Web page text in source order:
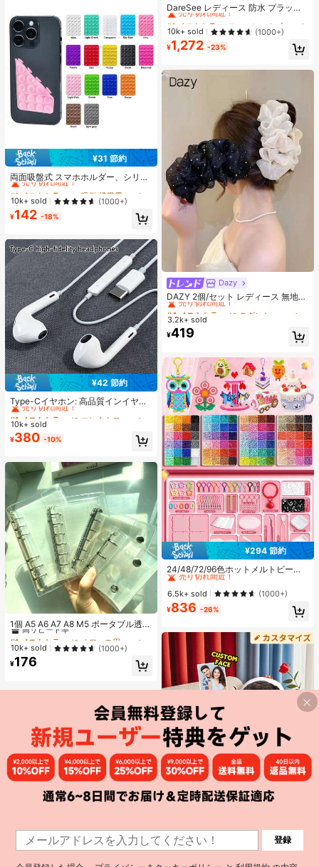
¥31 節約
両面吸盤式 スマホホルダー、シリコ
ン製 滑り止め 洗える スマートフォ
ンブラケット ステッカー
#1 ベストセラー
に 吸引 携帯電話ホルダー
売り切れ間近！
#1 ベストセラー
売り切れ間近！
#1 ベストセラー
売り切れ間近！
#1 ベストセラー
10k+ sold (1000+)
¥142 -18%
¥42 節約
Type-Cイヤホン: 高品質インイヤー
ヘッドホン、3ボタンインラインコ
ントロール内蔵、音楽再生、通話応
答、音量調整が簡単。17/16/15シリ
ーズ、Plus、Pro、Pro Maxモデル対
#1 ベストセラー
に エレクトロニクス
売り切れ間近！
#1 ベストセラー
売り切れ間近！
#1 ベストセラー
売り切れ間近！
#1 ベストセラー
10k+ sold
¥380 -10%
1個 A5 A6 A7 A8 M5 ポータブル透明
ルーズリーフバインダー、透明ステ
ッカーブック、シールブック、ステ
ッカーブック、写真収納バッグ、フ
ォトアルバム、貯金プランブック、
プランナー、ノート、オフィス文房
#1 ベストセラー
に オフィス用品・学用品
高リピート率
#1 ベストセラー
高リピート率
#1 ベストセラー
高リピート率
#1 ベストセラー
10k+ sold (1000+)
¥176
DareSee レディース 防水 プラット
フォーム 厚底サンダル オープントゥ
スリッポンシューズ 夏新作 チャンキ
ーハイヒール Y2Kスタイル 通学向け
売り切れ間近！
#1 ベストセラー
売り切れ間近！
#1 ベストセラー
売り切れ間近！
#1 ベストセラー
ファッショナブル 女性用ヒールサンダル
10k+ sold (1000+)
¥1,272 -23%
Dazy
DAZY 2個/セット レディース 無地
光沢 シアサッカー リボン ヘアクリ
ップ、エレガントなファッション ク
ロークリップ、日常使用に適してい
ます(ヘアクロー 13cm-15cm)
#4 ベストセラー
売り切れ間近！
#4 ベストセラー
売り切れ間近！
#4 ベストセラー
売り切れ間近！
#4 ベストセラー
3.2k+ sold
¥419
¥294 節約
24/48/72/96色ホットメルトビーズ
クリエイティブクラフトセット、ス
クエアペグボード、多層収納ボック
ス、アイロンペーパー、カラフルな
キーチェーン、装飾アクセサリー、
ハンギングロープ付き、DIY愛好家
フト、誕生日ギフトを手作りできま
す。
#1 ベストセラー
に ジュエリー製作セット
売り切れ間近！
#1 ベストセラー
売り切れ間近！
#1 ベストセラー
売り切れ間近！
#1 ベストセラー
6.5k+ sold (1000+)
¥836 -26%
カスタム「I Love You」フォトクッ
ション - パーソナライズされた顔ホ
ームデコレーションクッション、ニ
1
登録